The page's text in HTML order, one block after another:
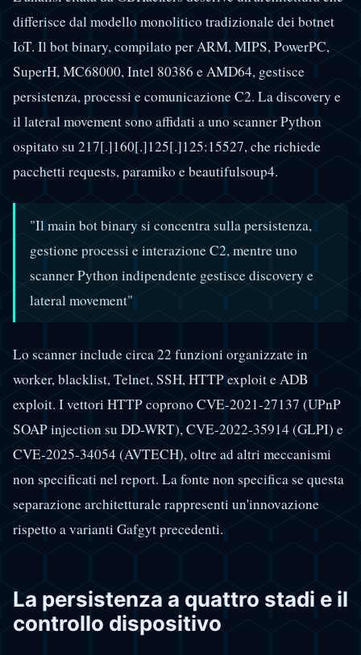
differisce dal modello monolitico tradizionale dei botnet
IoT. Il bot binary, compilato per ARM, MIPS, PowerPC,
SuperH, MC68000, Intel 80386 e AMD64, gestisce
persistenza, processi e comunicazione C2. La discovery e
il lateral movement sono affidati a uno scanner Python
ospitato su 217[.]160[.]125[.]125:15527, che richiede
pacchetti requests, paramiko e beautifulsoup4.
"Il main bot binary si concentra sulla persistenza,
gestione processi e interazione C2, mentre uno
scanner Python indipendente gestisce discovery e
lateral movement"
Lo scanner include circa 22 funzioni organizzate in
worker, blacklist, Telnet, SSH, HTTP exploit e ADB
exploit. I vettori HTTP coprono CVE-2021-27137 (UPnP
SOAP injection su DD-WRT), CVE-2022-35914 (GLPI) e
CVE-2025-34054 (AVTECH), oltre ad altri meccanismi
non specificati nel report. La fonte non specifica se questa
separazione architetturale rappresenti un'innovazione
rispetto a varianti Gafgyt precedenti.
La persistenza a quattro stadi e il
controllo dispositivo